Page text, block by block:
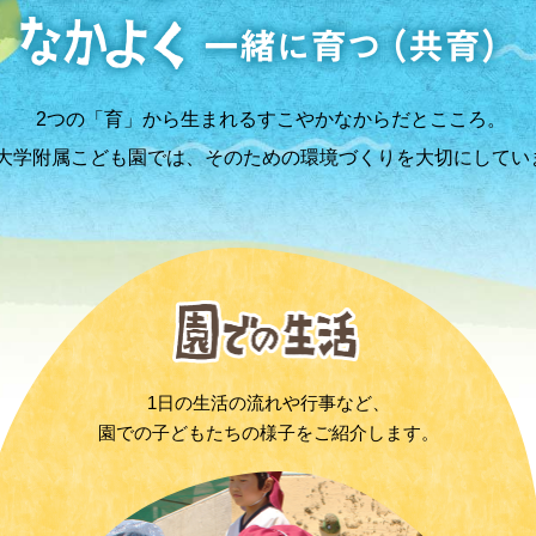
2つの「育」から生まれるすこやかなからだとこころ。
学附属こども園では、そのための環境づくりを大切にしてい
1日の生活の流れや行事など、
園での子どもたちの様子をご紹介します。